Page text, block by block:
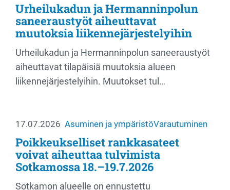
Urheilukadun ja Hermanninpolun
saneeraustyöt aiheuttavat
muutoksia liikennejärjestelyihin
Urheilukadun ja Hermanninpolun saneeraustyöt
aiheuttavat tilapäisiä muutoksia alueen
liikennejärjestelyihin. Muutokset tul…
17.07.2026 Asuminen ja ympäristöVarautuminen
Poikkeukselliset rankkasateet
voivat aiheuttaa tulvimista
Sotkamossa 18.–19.7.2026
Sotkamon alueelle on ennustettu